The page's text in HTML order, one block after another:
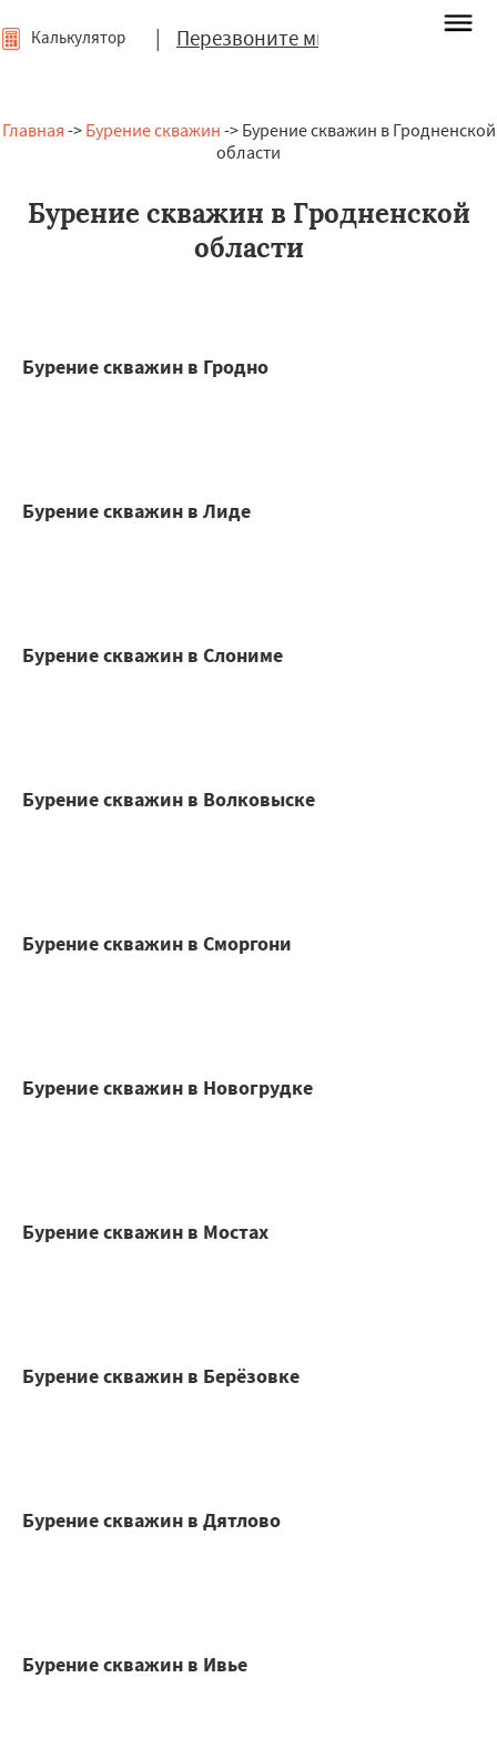
| Перезвоните мне
Калькулятор
Главная -> Бурение скважин -> Бурение скважин в Гродненской
области
Бурение скважин в Гродненской
области
Бурение скважин в Гродно
Бурение скважин в Лиде
Бурение скважин в Слониме
Бурение скважин в Волковыске
Бурение скважин в Сморгони
Бурение скважин в Новогрудке
Бурение скважин в Мостах
Бурение скважин в Берёзовке
Бурение скважин в Дятлово
Бурение скважин в Ивье